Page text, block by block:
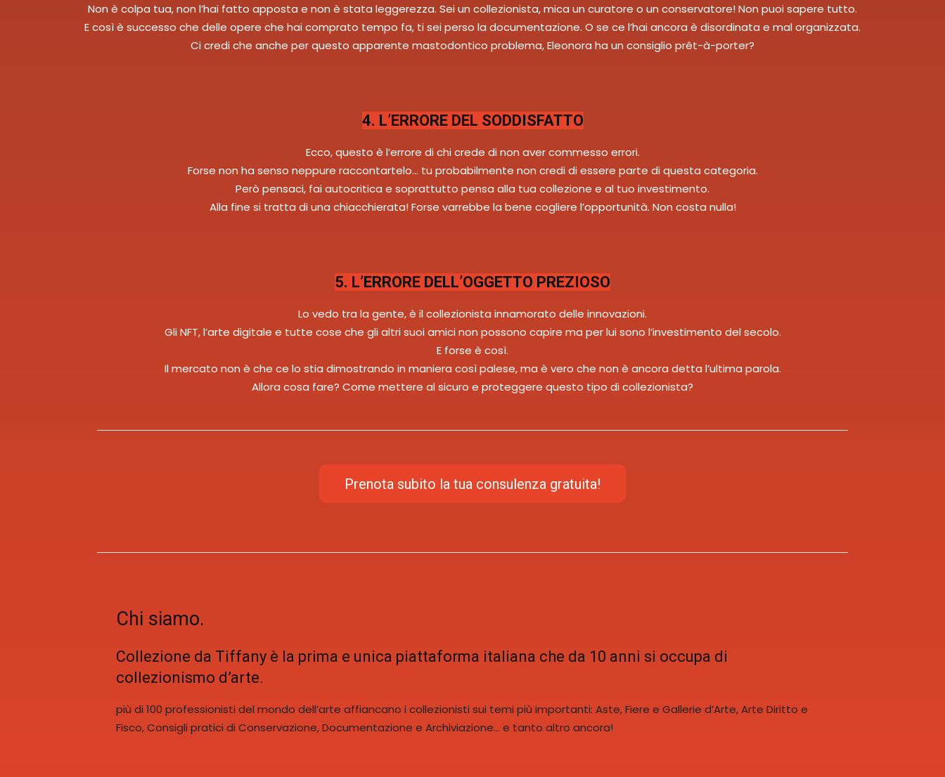
Non è colpa tua, non l’hai fatto apposta e non è stata leggerezza. Sei un collezionista, mica un curatore o un conservatore! Non puoi sapere tutto.
E così è successo che delle opere che hai comprato tempo fa, ti sei perso la documentazione. O se ce l’hai ancora è disordinata e mal organizzata.
Ci credi che anche per questo apparente mastodontico problema, Eleonora ha un consiglio prêt-à-porter?
4. L’ERRORE DEL SODDISFATTO
Ecco, questo è l’errore di chi crede di non aver commesso errori.
Forse non ha senso neppure raccontartelo… tu probabilmente non credi di essere parte di questa categoria.
Però pensaci, fai autocritica e soprattutto pensa alla tua collezione e al tuo investimento.
Alla fine si tratta di una chiacchierata! Forse varrebbe la bene cogliere l’opportunità. Non costa nulla!
5. L’ERRORE DELL’OGGETTO PREZIOSO
Lo vedo tra la gente, è il collezionista innamorato delle innovazioni.
Gli NFT, l’arte digitale e tutte cose che gli altri suoi amici non possono capire ma per lui sono l’investimento del secolo.
E forse è così.
Il mercato non è che ce lo stia dimostrando in maniera così palese, ma è vero che non è ancora detta l’ultima parola.
Allora cosa fare? Come mettere al sicuro e proteggere questo tipo di collezionista?
Prenota subito la tua consulenza gratuita!
Chi siamo.
Collezione da Tiffany è la prima e unica piattaforma italiana che da 10 anni si occupa di
collezionismo d’arte.
più di 100 professionisti del mondo dell’arte affiancano i collezionisti sui temi più importanti: Aste, Fiere e Gallerie d’Arte, Arte Diritto e
Fisco, Consigli pratici di Conservazione, Documentazione e Archiviazione… e tanto altro ancora!